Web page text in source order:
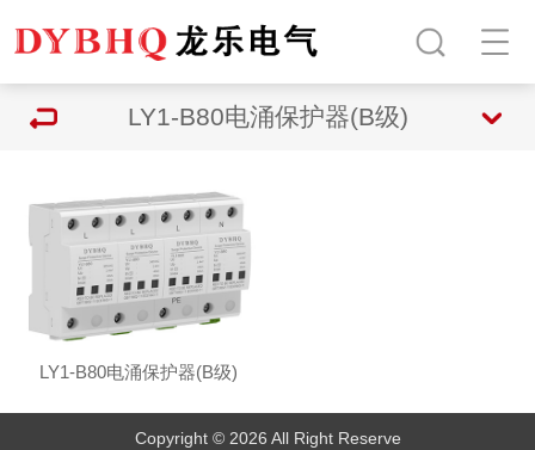
LY1-B80电涌保护器(B级)
LY1-B80电涌保护器(B级)
Copyright © 2026 All Right Reserve